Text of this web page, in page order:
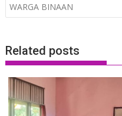
WARGA BINAAN
Related posts